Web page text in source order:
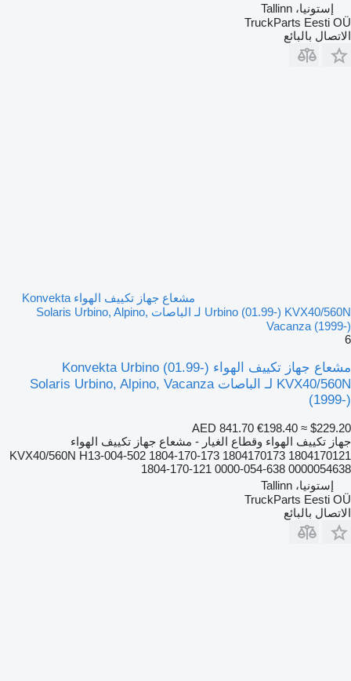
إستونيا، Tallinn
TruckParts Eesti OÜ
الاتصال بالبائع
مشعاع جهاز تكييف الهواء Konvekta
Urbino (01.99-) KVX40/560N لـ الباصات Solaris Urbino, Alpino,
Vacanza (1999-)
6
مشعاع جهاز تكييف الهواء Konvekta Urbino (01.99-)
KVX40/560N لـ الباصات Solaris Urbino, Alpino, Vacanza
(1999-)
AED 841.70 €198.40 ≈ $229.20
جهاز تكييف الهواء وقطاع الغيار - مشعاع جهاز تكييف الهواء
KVX40/560N H13-004-502 1804-170-173 1804170173 1804170121
1804-170-121 0000-054-638 0000054638
إستونيا، Tallinn
TruckParts Eesti OÜ
الاتصال بالبائع